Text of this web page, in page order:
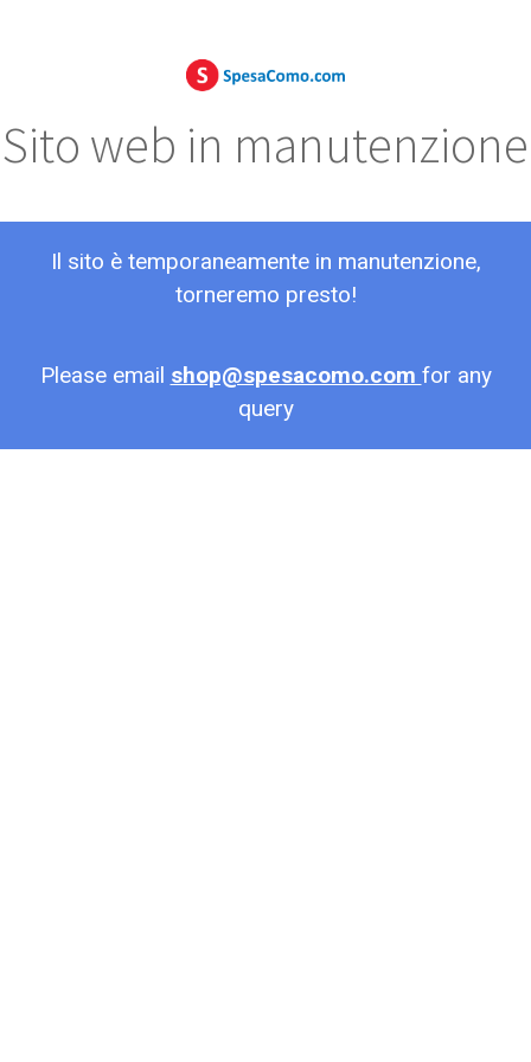
Sito web in manutenzione
Il sito è temporaneamente in manutenzione,
torneremo presto!
Please email shop@spesacomo.com for any
query